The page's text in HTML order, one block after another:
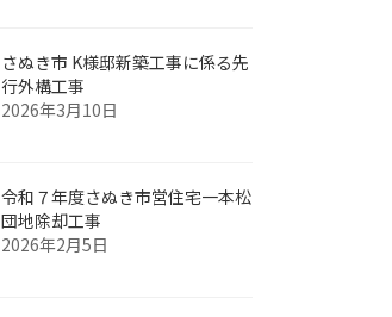
さぬき市 K様邸新築工事に係る先
行外構工事
2026年3月10日
令和７年度さぬき市営住宅一本松
団地除却工事
2026年2月5日